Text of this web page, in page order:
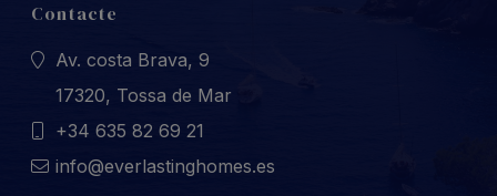
Contacte
Av. costa Brava, 9
17320, Tossa de Mar
+34 635 82 69 21
info@everlastinghomes.es